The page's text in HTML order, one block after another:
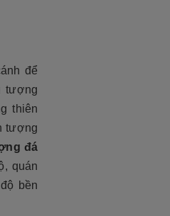
để
tượng
thiên
tượng
đá
quán
bền